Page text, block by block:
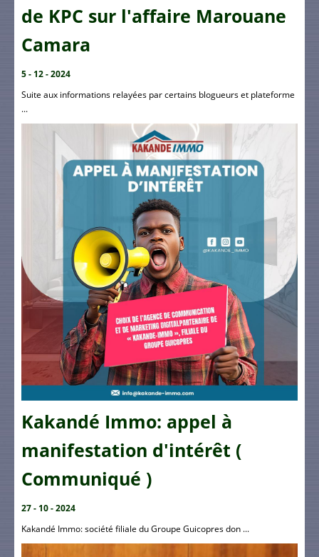
de KPC sur l'affaire Marouane
Camara
5 - 12 - 2024
Suite aux informations relayées par certains blogueurs et plateforme
...
Kakandé Immo: appel à
manifestation d'intérêt (
Communiqué )
27 - 10 - 2024
Kakandé Immo: société filiale du Groupe Guicopres don ...